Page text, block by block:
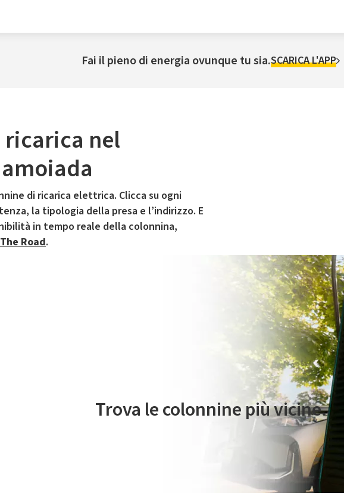
Fai il pieno di energia ovunque tu sia.SCARICA L'APP
nel
di ricarica elettrica. Clicca su ogni
la tipologia della presa e l’indirizzo. E
in tempo reale della colonnina,
Road.
Il servizio di mobilità elettrica è gestito da Plenitude On The Road
Trova le colonnine più vicine.